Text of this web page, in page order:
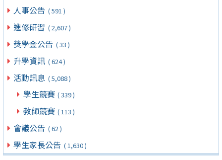
人事公告 ( 591 )
進修研習 ( 2,607 )
獎學金公告 ( 33 )
升學資訊 ( 624 )
活動訊息 ( 5,088 )
學生競賽 ( 339 )
教師競賽 ( 113 )
會議公告 ( 62 )
學生家長公告 ( 1,630 )